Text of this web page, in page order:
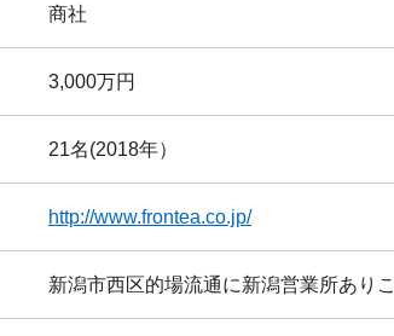
商社
3,000万円
21名(2018年）
http://www.frontea.co.jp/
新潟市西区的場流通に新潟営業所あり